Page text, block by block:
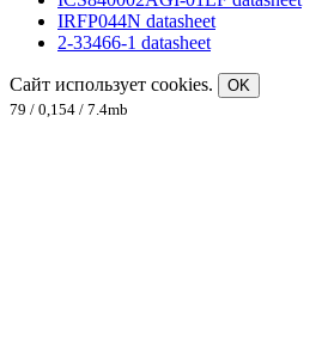
IRFP044N datasheet
2-33466-1 datasheet
Сайт использует cookies.
OK
79 / 0,154 / 7.4mb